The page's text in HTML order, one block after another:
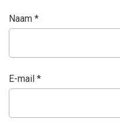
Naam *
E-mail *